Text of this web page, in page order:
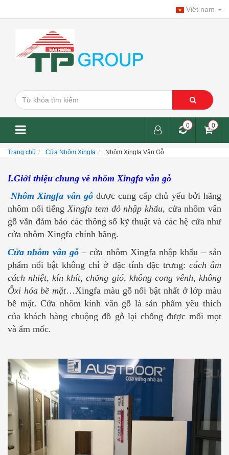
Viêt nam
0
0
Trang chủ Cửa Nhôm Xingfa Nhôm Xingfa Vân Gỗ
I.Giới thiệu chung về nhôm Xingfa vẫn gỗ
Nhôm Xingfa vân gỗđược cung cấp chủ yếu bởi hãng
nhôm nổi tiếngXingfa tem đỏ nhập khẩu, cửa nhôm vân
gỗ vẫn đảm bảo các thông số kỹ thuật và các hệ cửa như
cửa nhôm Xingfa chính hãng.
Cửa nhôm vân gỗ– cửa nhôm Xingfa nhập khẩu – sản
phẩm nổi bật không chỉ ở đặc tính đặc trưng: cách âm
cách nhiệt, kín khít, chống gió, không cong vênh, không
Ôxi hóa bề mặt…Xingfa màu gỗ nổi bật nhất ở lớp màu
bề mặt. Cửa nhôm kính vân gỗ là sản phẩm yêu thích
của khách hàng chuộng đồ gỗ lại chống được mối mọt
và ẩm mốc.